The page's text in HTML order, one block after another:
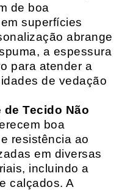
de boa
superfícies
abrange
a espessura
para atender a
de vedação
de Tecido Não
boa
resistência ao
em diversas
incluindo a
calçados. A